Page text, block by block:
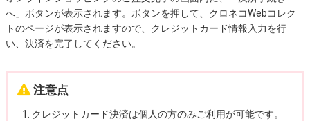
へ」ボタンが表示されます。ボタンを押して、クロネコWebコレク
トのページが表示されますので、クレジットカード情報入力を行
い、決済を完了してください。
注意点
クレジットカード決済は個人の方のみご利用が可能です。